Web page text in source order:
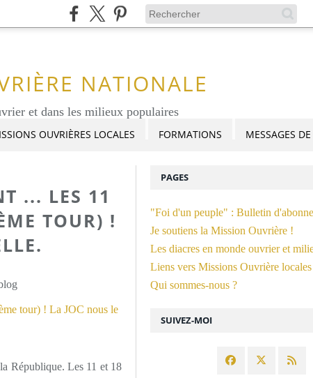
NATIONALE
et dans les milieux populaires
OUVRIÈRES LOCALES FORMATIONS MESSAGES
... LES 11
TOUR) !
République. Les 11 et 18
SUIVEZ-MOI
PAGES
"Foi d'un peuple" : Bulletin
Je soutiens la Mission Ouvrière !
Les diacres en monde ouvrier et
Liens vers Missions Ouvrière locales
Qui sommes-nous ?